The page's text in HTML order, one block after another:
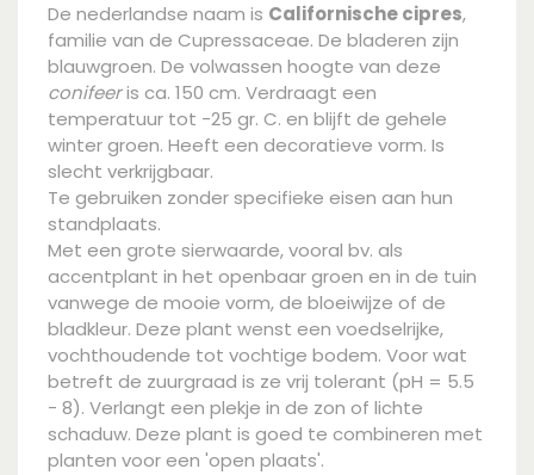
De nederlandse naam is Californische cipres,
familie van de Cupressaceae. De bladeren zijn
blauwgroen. De volwassen hoogte van deze
conifeeris ca. 150 cm. Verdraagt een
temperatuur tot -25 gr. C. en blijft de gehele
winter groen. Heeft een decoratieve vorm. Is
slecht verkrijgbaar.
Te gebruiken zonder specifieke eisen aan hun
standplaats.
Met een grote sierwaarde, vooral bv. als
accentplant in het openbaar groen en in de tuin
vanwege de mooie vorm, de bloeiwijze of de
bladkleur. Deze plant wenst een voedselrijke,
vochthoudende tot vochtige bodem. Voor wat
betreft de zuurgraad is ze vrij tolerant (pH = 5.5
- 8). Verlangt een plekje in de zon of lichte
schaduw. Deze plant is goed te combineren met
planten voor een 'open plaats'.